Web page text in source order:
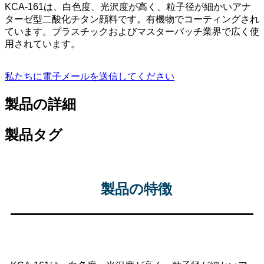
KCA-161は、白色度、光沢度が高く、粒子径が細かいアナ
ターゼ型二酸化チタン顔料です。有機物でコーティングされ
ています。プラスチックおよびマスターバッチ業界で広く使
用されています。
私たちに電子メールを送信してください
製品の詳細
製品タグ
製品の特徴